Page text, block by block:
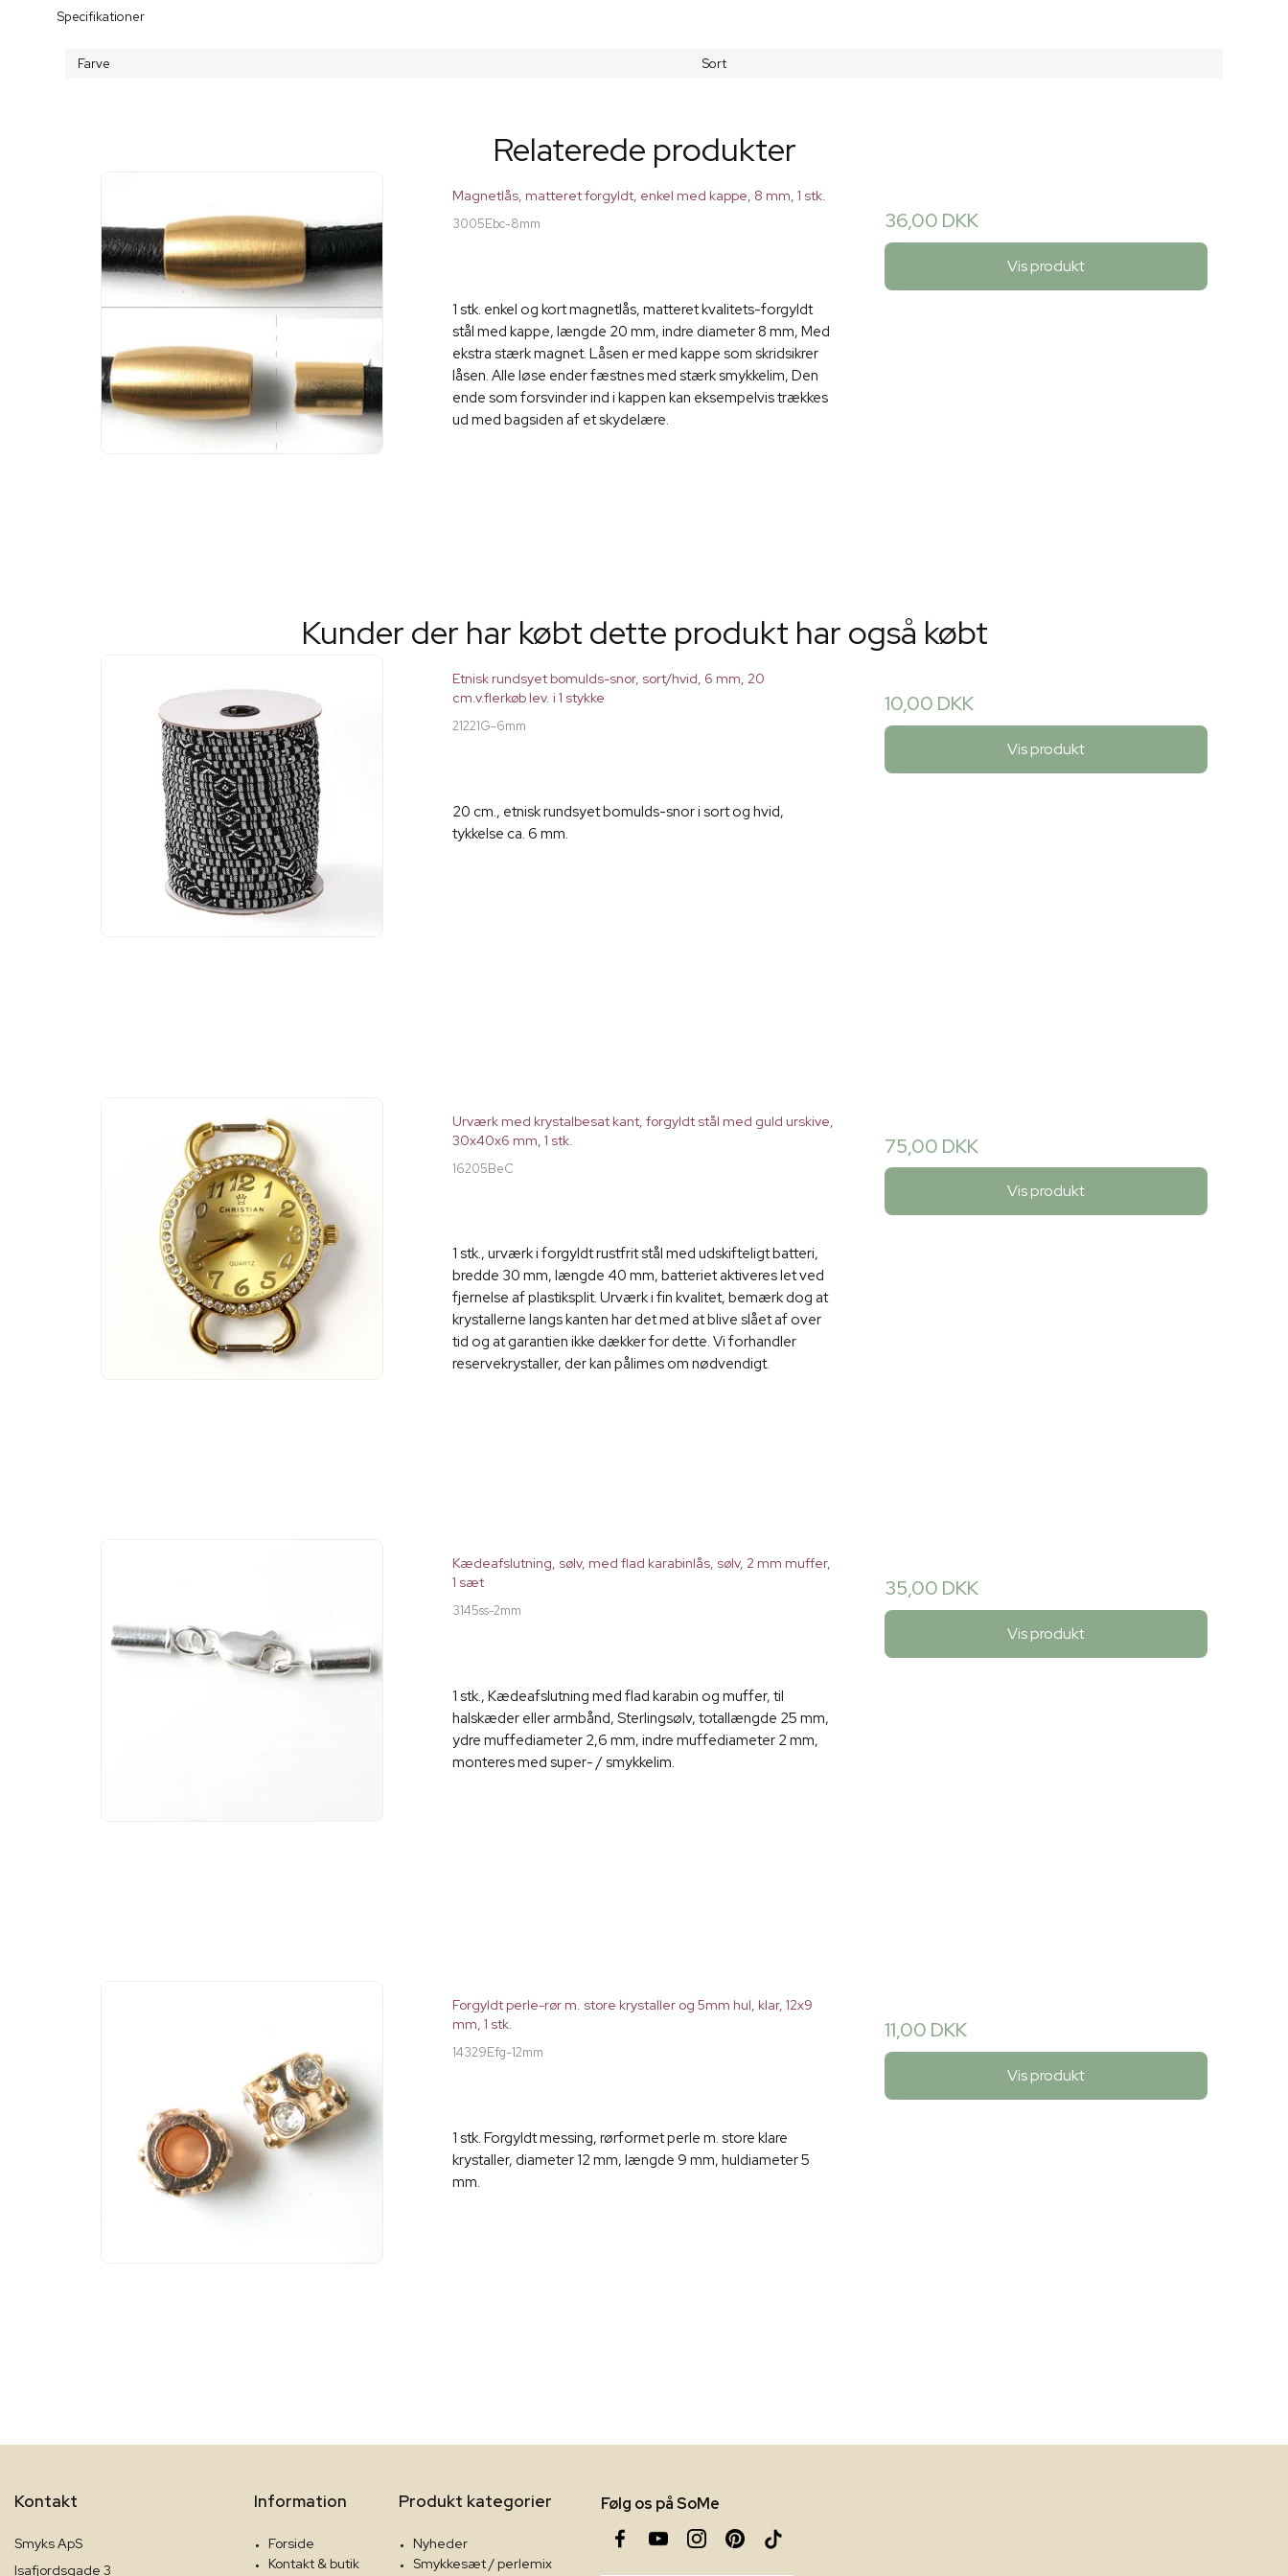
Specifikationer
Farve Sort
Relaterede produkter
Magnetlås, matteret forgyldt, enkel med kappe, 8 mm, 1 stk.
3005Ebc-8mm
1 stk. enkel og kort magnetlås, matteret kvalitets-forgyldt
stål med kappe, længde 20 mm, indre diameter 8 mm, Med
ekstra stærk magnet. Låsen er med kappe som skridsikrer
låsen. Alle løse ender fæstnes med stærk smykkelim, Den
ende som forsvinder ind i kappen kan eksempelvis trækkes
ud med bagsiden af et skydelære.
36,00 DKK
Vis produkt
Kunder der har købt dette produkt har også købt
Etnisk rundsyet bomulds-snor, sort/hvid, 6 mm, 20
cm.v.flerkøb lev. i 1 stykke
21221G-6mm
20 cm., etnisk rundsyet bomulds-snor i sort og hvid,
tykkelse ca. 6 mm.
10,00 DKK
Vis produkt
Urværk med krystalbesat kant, forgyldt stål med guld urskive,
30x40x6 mm, 1 stk.
16205BeC
1 stk., urværk i forgyldt rustfrit stål med udskifteligt batteri,
bredde 30 mm, længde 40 mm, batteriet aktiveres let ved
fjernelse af plastiksplit. Urværk i fin kvalitet, bemærk dog at
krystallerne langs kanten har det med at blive slået af over
tid og at garantien ikke dækker for dette. Vi forhandler
reservekrystaller, der kan pålimes om nødvendigt.
75,00 DKK
Vis produkt
Kædeafslutning, sølv, med flad karabinlås, sølv, 2 mm muffer,
1 sæt
3145ss-2mm
1 stk., Kædeafslutning med flad karabin og muffer, til
halskæder eller armbånd, Sterlingsølv, totallængde 25 mm,
ydre muffediameter 2,6 mm, indre muffediameter 2 mm,
monteres med super- / smykkelim.
35,00 DKK
Vis produkt
Forgyldt perle-rør m. store krystaller og 5mm hul, klar, 12x9
mm, 1 stk.
14329Efg-12mm
1 stk. Forgyldt messing, rørformet perle m. store klare
krystaller, diameter 12 mm, længde 9 mm, huldiameter 5
mm.
11,00 DKK
Vis produkt
Kontakt
Smyks ApS
Isafjordsgade 3
Information
Forside
Kontakt & butik
Produkt kategorier
Nyheder
Smykkesæt / perlemix
Følg os på SoMe